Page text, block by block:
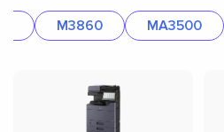
M3860 MA3500